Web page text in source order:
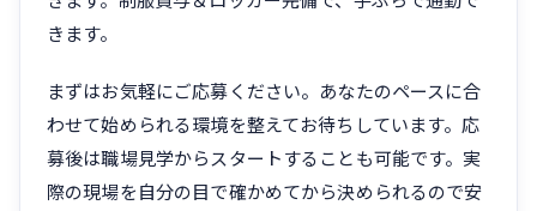
きます。
まずはお気軽にご応募ください。あなたのペースに合
わせて始められる環境を整えてお待ちしています。応
募後は職場見学からスタートすることも可能です。実
際の現場を自分の目で確かめてから決められるので安